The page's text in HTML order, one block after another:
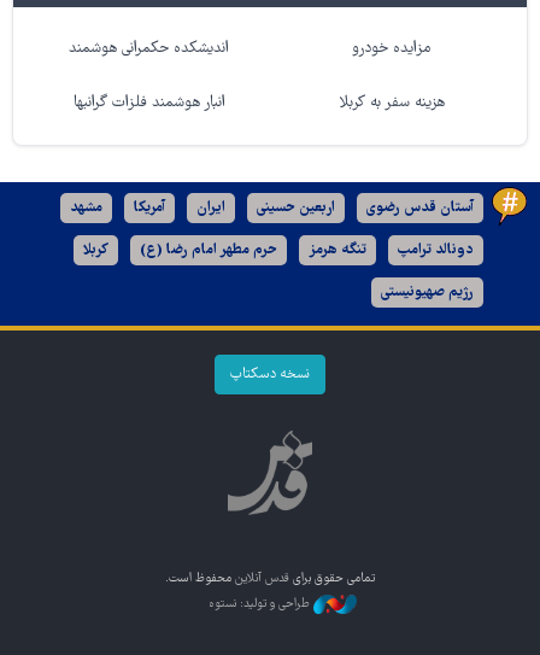
مزایده خودرو اندیشکده حکمرانی هوشمند
هزینه سفر به کربلا انبار هوشمند فلزات گرانبها
آستان قدس رضوی اربعین حسینی ایران آمریکا مشهد
دونالد ترامپ تنگه هرمز حرم مطهر امام رضا (ع) کربلا
رژیم صهیونیستی
نسخه دسکتاپ
تمامی حقوق برای قدس آنلاین محفوظ است.
طراحی و تولید: نستوه